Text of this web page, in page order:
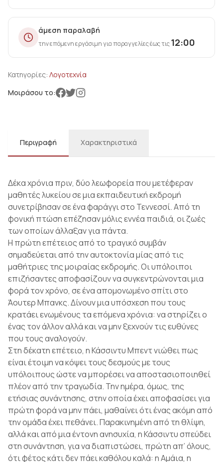
άμεση παραλαβή
την επόμενη εργάσιμη για παραγγελίες έως τις12:00
Κατηγορίες: Λογοτεχνία
Μοιράσου το:
Περιγραφή Χαρακτηριστικά
Δέκα χρόνια πριν, δύο λεωφορεία που μετέφεραν
μαθητές λυκείου σε μια εκπαιδευτική εκδρομή
συνετρίβησαν σε ένα φαράγγι στο Τεννεσσί. Από τη
φονική πτώση επέζησαν μόλις εννέα παιδιά, οι ζωές
των οποίων άλλαξαν για πάντα.
Η πρώτη επέτειος από το τραγικό συμβάν
σημαδεύεται από την αυτοκτονία μίας από τις
μαθήτριες της μοιραίας εκδρομής. Οι υπόλοιποι
επιζήσαντες αποφασίζουν να συγκεντρώνονται μια
φορά τον χρόνο, σε ένα απομονωμένο σπίτι στο
Άουτερ Μπανκς. Δίνουν μια υπόσχεση που τους
κρατάει ενωμένους τα επόμενα χρόνια: να στηρίζει ο
ένας τον άλλον αλλά και να μην ξεχνούν τις ευθύνες
που τους αναλογούν.
Στη δέκατη επέτειο, η Κάσσιντυ Μπεντ νιώθει πως
είναι έτοιμη να κόψει τους δεσμούς με τους
υπόλοιπους ώστε να μπορέσει να αποστασιοποιηθεί
πλέον από την τραγωδία. Την ημέρα, όμως, της
ετήσιας συνάντησης, στην οποία έχει αποφασίσει για
πρώτη φορά να μην πάει, μαθαίνει ότι ένας ακόμη από
την ομάδα έχει πεθάνει. Παρακινημένη από τη θλίψη,
αλλά και από μια έντονη ανησυχία, η Κάσσιντυ σπεύδει
στη συνάντηση, για να διαπιστώσει, πρώτη απ’ όλους,
ότι φέτος κάτι δεν πάει καθόλου καλά: η Αμάια, η